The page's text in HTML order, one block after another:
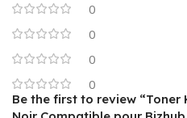
0
0
0
0
Be the first to review “Toner